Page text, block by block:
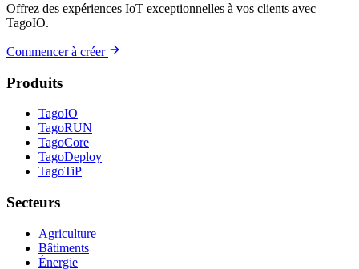
Offrez des expériences IoT exceptionnelles à vos clients avec
TagoIO.
Commencer à créer
Produits
TagoIO
TagoRUN
TagoCore
TagoDeploy
TagoTiP
Secteurs
Agriculture
Bâtiments
Énergie